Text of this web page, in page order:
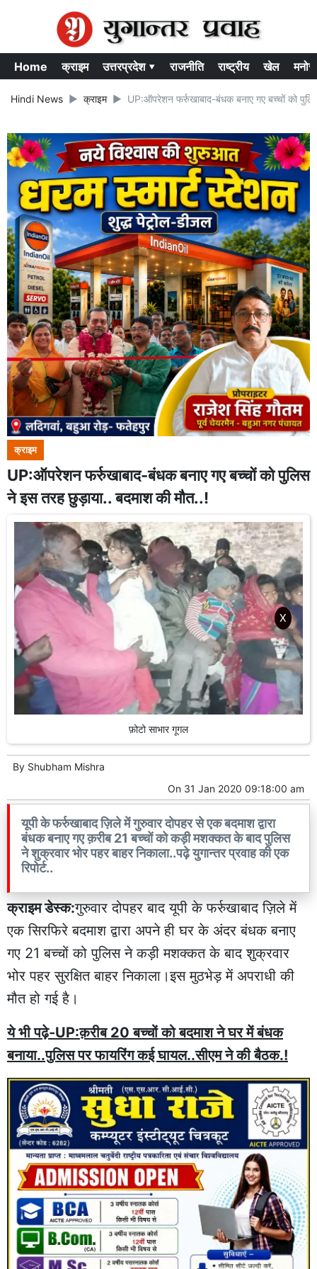
Home क्राइम उत्तरप्रदेश ▾ राजनीति राष्ट्रीय खेल
Hindi News क्राइम UP:ऑपरेशन फर्रुखाबाद-बंधक बनाए गए बच्चों को
क्राइम
UP:ऑपरेशन फर्रुखाबाद-बंधक बनाए गए बच्चों को पुलिस
ने इस तरह छुड़ाया.. बदमाश की मौत..!
फ़ोटो साभार गूगल
By Shubham Mishra
On 31 Jan 2020 09:18:00 am
यूपी के फर्रुखाबाद ज़िले में गुरुवार दोपहर से एक बदमाश द्वारा
बंधक बनाए गए क़रीब 21 बच्चों को कड़ी मशक्कत के बाद पुलिस
ने शुक्रवार भोर पहर बाहर निकाला..पढ़े युगान्तर प्रवाह की एक
रिपोर्ट..
क्राइम डेस्क:गुरुवार दोपहर बाद यूपी के फर्रुखाबाद ज़िले में
एक सिरफिरे बदमाश द्वारा अपने ही घर के अंदर बंधक बनाए
गए 21 बच्चों को पुलिस ने कड़ी मशक्कत के बाद शुक्रवार
भोर पहर सुरक्षित बाहर निकाला।इस मुठभेड़ में अपराधी की
मौत हो गई है।
ये भी पढ़े-UP:क़रीब 20 बच्चों को बदमाश ने घर में बंधक
बनाया..पुलिस पर फायरिंग कई घायल..सीएम ने की बैठक.!
X